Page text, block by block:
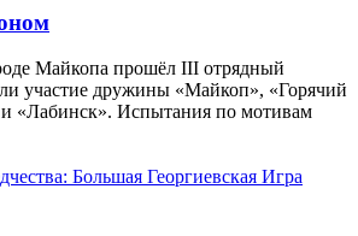
Майкопа прошёл III отрядный
участие дружины «Майкоп», «Горячий
«Лабинск». Испытания по мотивам